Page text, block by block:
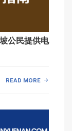
公民提供电
READ MORE